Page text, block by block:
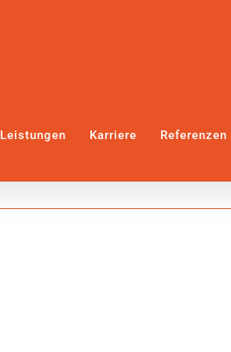
Leistungen Karriere Referenzen